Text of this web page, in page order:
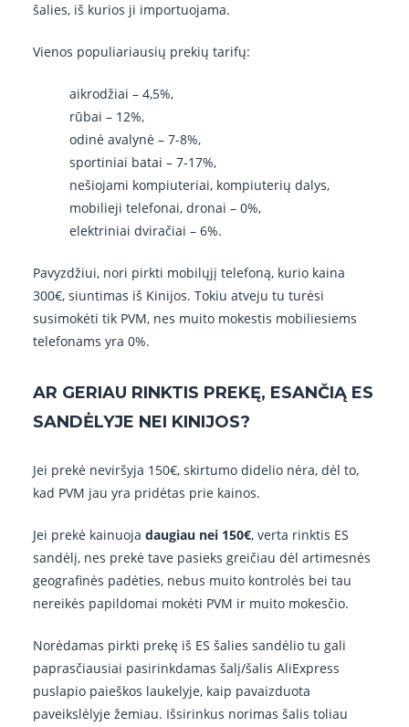
šalies, iš kurios ji importuojama.
Vienos populiariausių prekių tarifų:
aikrodžiai – 4,5%,
rūbai – 12%,
odinė avalynė – 7-8%,
sportiniai batai – 7-17%,
nešiojami kompiuteriai, kompiuterių dalys,
mobilieji telefonai, dronai – 0%,
elektriniai dviračiai – 6%.
Pavyzdžiui, nori pirkti mobilųjį telefoną, kurio kaina
300€, siuntimas iš Kinijos. Tokiu atveju tu turėsi
susimokėti tik PVM, nes muito mokestis mobiliesiems
telefonams yra 0%.
AR GERIAU RINKTIS PREKĘ, ESANČIĄ ES
SANDĖLYJE NEI KINIJOS?
Jei prekė neviršyja 150€, skirtumo didelio nėra, dėl to,
kad PVM jau yra pridėtas prie kainos.
Jei prekė kainuoja daugiau nei 150€, verta rinktis ES
sandėlį, nes prekė tave pasieks greičiau dėl artimesnės
geografinės padėties, nebus muito kontrolės bei tau
nereikės papildomai mokėti PVM ir muito mokesčio.
Norėdamas pirkti prekę iš ES šalies sandėlio tu gali
paprasčiausiai pasirinkdamas šalį/šalis AliExpress
puslapio paieškos laukelyje, kaip pavaizduota
paveikslėlyje žemiau. Išsirinkus norimas šalis toliau